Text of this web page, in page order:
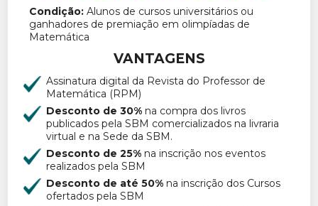
Condição:Alunos de cursos universitários ou
ganhadores de premiação em olimpíadas de
Matemática
VANTAGENS
Assinatura digital da Revista do Professor de
Matemática (RPM)
Desconto de 30% na compra dos livros
publicados pela SBM comercializados na livraria
virtual e na Sede da SBM.
Desconto de 25% na inscrição nos eventos
realizados pela SBM
Desconto de até 50% na inscrição dos Cursos
ofertados pela SBM